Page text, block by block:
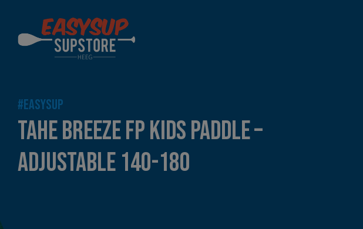
#EASYSUP
TAHE BREEZE FP KIDS PADDLE –
ADJUSTABLE 140-180